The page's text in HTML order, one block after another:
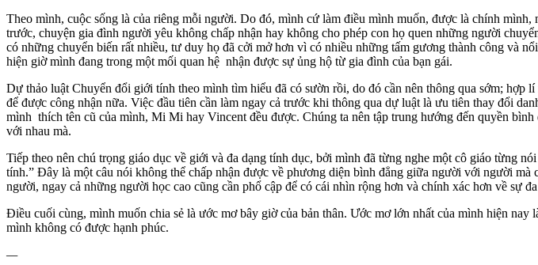
Theo mình, cuộc sống là của riêng mỗi người. Do đó, mình cứ làm điều mình muốn, được là chính
trước, chuyện gia đình người yêu không chấp nhận hay không cho phép con họ quen những người
có những chuyển biến rất nhiều, tư duy họ đã cởi mở hơn vì có nhiều những tấm gương thành công và
hiện giờ mình đang trong một mối quan hệ nhận được sự ủng hộ từ gia đình của bạn gái.
Dự thảo luật Chuyển đổi giới tính theo mình tìm hiểu đã có sườn rồi, do đó cần nên thông qua sớm; hợp
để được công nhận nữa. Việc đầu tiên cần làm ngay cả trước khi thông qua dự luật là ưu tiên thay đổi
mình thích tên cũ của mình, Mi Mi hay Vincent đều được. Chúng ta nên tập trung hướng đến quyền
với nhau mà.
Tiếp theo nên chú trọng giáo dục về giới và đa dạng tính dục, bởi mình đã từng nghe một cô giáo từng
tính.” Đây là một câu nói không thể chấp nhận được về phương diện bình đẳng giữa người với người
người, ngay cả những người học cao cũng cần phổ cập để có cái nhìn rộng hơn và chính xác hơn về sự
Điều cuối cùng, mình muốn chia sẻ là ước mơ bây giờ của bản thân. Ước mơ lớn nhất của mình hiện
mình không có được hạnh phúc.
—